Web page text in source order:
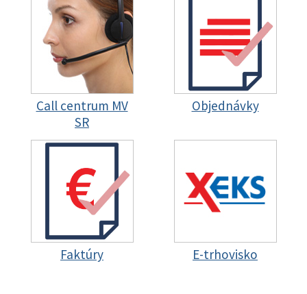
Call centrum MV
SR
Objednávky
Faktúry E-trhovisko